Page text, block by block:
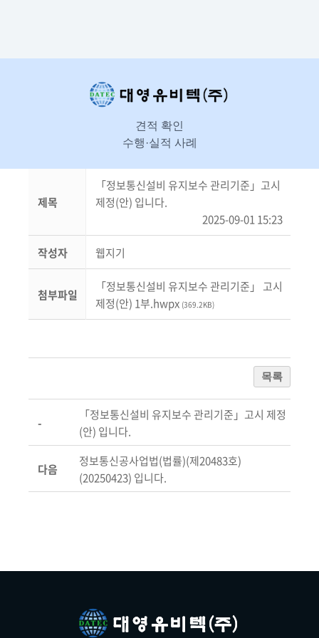
견적 확인
수행·실적 사례
제목
「정보통신설비 유지보수 관리기준」고시
제정(안) 입니다.
2025-09-01 15:23
작성자 웹지기
첨부파일
「정보통신설비 유지보수 관리기준」 고시
제정(안) 1부.hwpx (369.2KB)
목록
-
「정보통신설비 유지보수 관리기준」고시 제정
(안) 입니다.
다음
정보통신공사업법(법률)(제20483호)
(20250423) 입니다.